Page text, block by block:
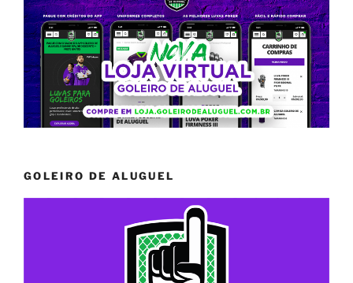
GOLEIRO DE ALUGUEL